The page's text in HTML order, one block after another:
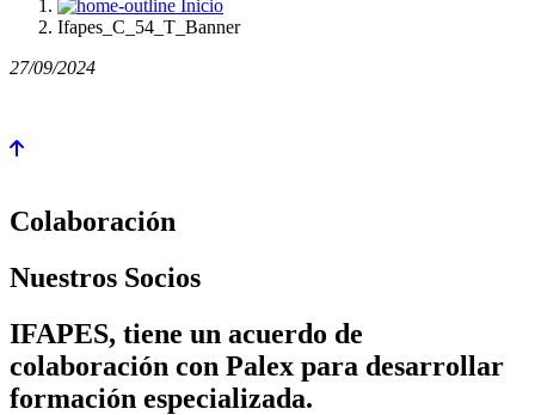
Inicio
Ifapes_C_54_T_Banner
27/09/2024
Colaboración
Nuestros Socios
IFAPES, tiene un acuerdo de
colaboración con Palex para desarrollar
formación especializada.